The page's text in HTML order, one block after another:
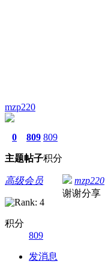
mzp220
0
主题
809
帖子
809
积分
高级会员
积分
809
发消息
mzp220
谢谢分享